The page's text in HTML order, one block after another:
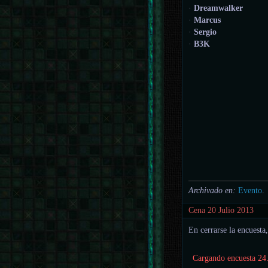
·Dreamwalker
·Marcus
·Sergio
·B3K
Archivado en: Evento.
Cena 20 Julio 2013
En cerrarse la
Cargando encuesta